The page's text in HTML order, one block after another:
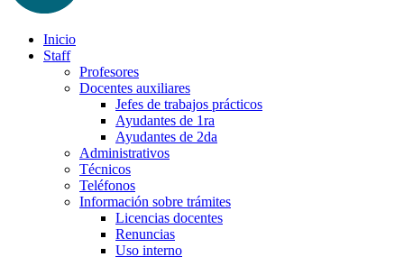
Inicio
Staff
Profesores
Docentes auxiliares
Jefes de trabajos prácticos
Ayudantes de 1ra
Ayudantes de 2da
Administrativos
Técnicos
Teléfonos
Información sobre trámites
Licencias docentes
Renuncias
Uso interno